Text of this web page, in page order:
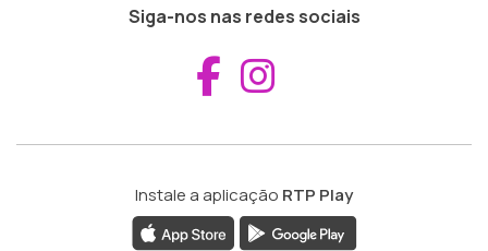
Siga-nos nas redes sociais
Aceder ao
Instale a aplicação RTP Play